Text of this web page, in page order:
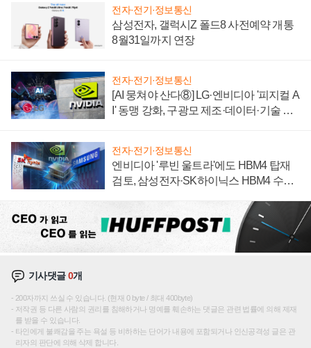
전자·전기·정보통신
삼성전자, 갤럭시Z 폴드8 사전예약 개통
8월31일까지 연장
전자·전기·정보통신
[AI 뭉쳐야 산다⑧] LG·엔비디아 '피지컬 A
I' 동맹 강화, 구광모 제조·데이터·기술 결
전자·전기·정보통신
엔비디아 '루빈 울트라'에도 HBM4 탑재
검토, 삼성전자·SK하이닉스 HBM4 수율
기사댓글0개
200자까지 쓰실 수 있습니다. (현재 0 byte / 최대 400byte)
저작권 등 다른 사람의 권리를 침해하거나 명예를 훼손하는 댓글은 관련 법률에 의해 제재
를 받을 수 있습니다.
타인에게 불쾌감을 주는 욕설 등 비하하는 단어가 내용에 포함되거나 인신공격성 글은 관
리자의 판단에 의해 삭제 합니다.